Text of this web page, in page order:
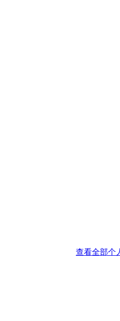
查看全部个